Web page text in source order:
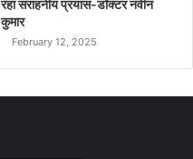
रहा सराहनीय प्रयास-डॉक्टर नवीन
कुमार
February 12, 2025